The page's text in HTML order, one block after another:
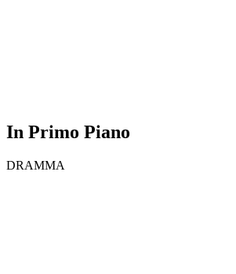
In Primo Piano
DRAMMA